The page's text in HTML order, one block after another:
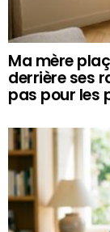
Ma mère
derrière ses
pas pour les